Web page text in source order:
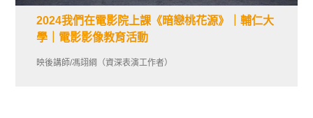
2024我們在電影院上課《暗戀桃花源》｜輔仁大
學｜電影影像教育活動
映後講師/馮翊綱（資深表演工作者）